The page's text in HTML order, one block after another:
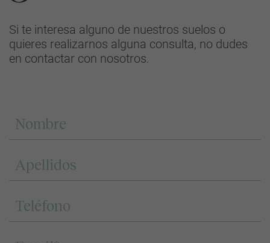
Si te interesa alguno de nuestros suelos o
quieres realizarnos alguna consulta, no dudes
en contactar con nosotros.